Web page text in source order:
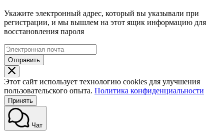
Укажите электронный адрес, который вы указывали при
регистрации, и мы вышлем на этот ящик информацию для
восстановления пароля
Отправить
Этот сайт использует технологию cookies для улучшения
пользовательского опыта. Политика конфиденциальности
Принять
Чат